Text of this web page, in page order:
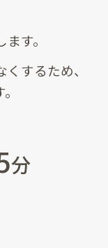
す。
するため、
分